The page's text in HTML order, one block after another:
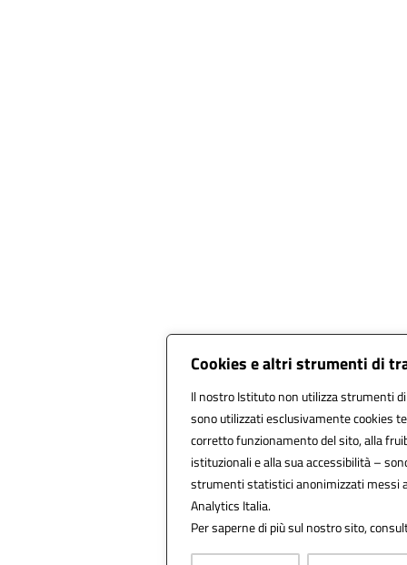
Cookies e altri strumenti di
Il nostro Istituto non utilizza strumenti
sono utilizzati esclusivamente cookies
corretto funzionamento del sito, alla
istituzionali e alla sua accessibilità –
strumenti statistici anonimizzati messi
Analytics Italia.
Per saperne di più sul nostro sito,